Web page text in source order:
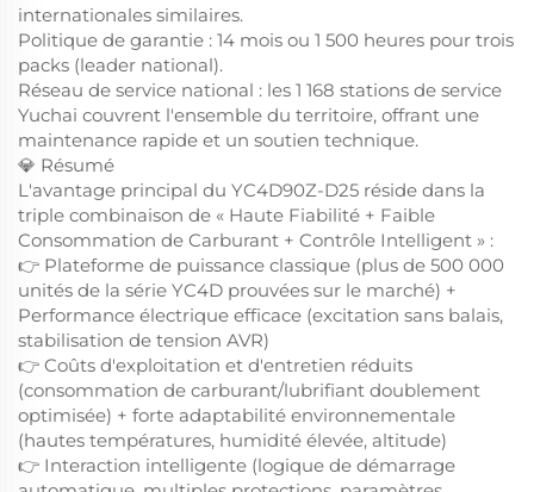
internationales similaires.
Politique de garantie : 14 mois ou 1 500 heures pour trois
packs (leader national).
Réseau de service national : les 1 168 stations de service
Yuchai couvrent l'ensemble du territoire, offrant une
maintenance rapide et un soutien technique.
💎 Résumé
L'avantage principal du YC4D90Z-D25 réside dans la
triple combinaison de « Haute Fiabilité + Faible
Consommation de Carburant + Contrôle Intelligent » :
👉 Plateforme de puissance classique (plus de 500 000
unités de la série YC4D prouvées sur le marché) +
Performance électrique efficace (excitation sans balais,
stabilisation de tension AVR)
👉 Coûts d'exploitation et d'entretien réduits
(consommation de carburant/lubrifiant doublement
optimisée) + forte adaptabilité environnementale
(hautes températures, humidité élevée, altitude)
👉 Interaction intelligente (logique de démarrage